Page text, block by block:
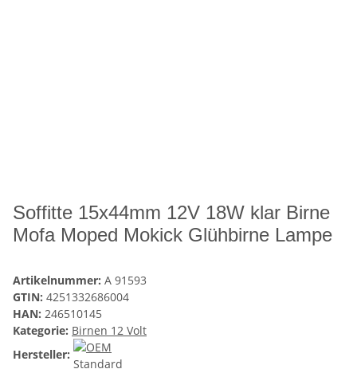
Soffitte 15x44mm 12V 18W klar Birne
Mofa Moped Mokick Glühbirne Lampe
Artikelnummer: A 91593
GTIN: 4251332686004
HAN: 246510145
Kategorie: Birnen 12 Volt
Hersteller: